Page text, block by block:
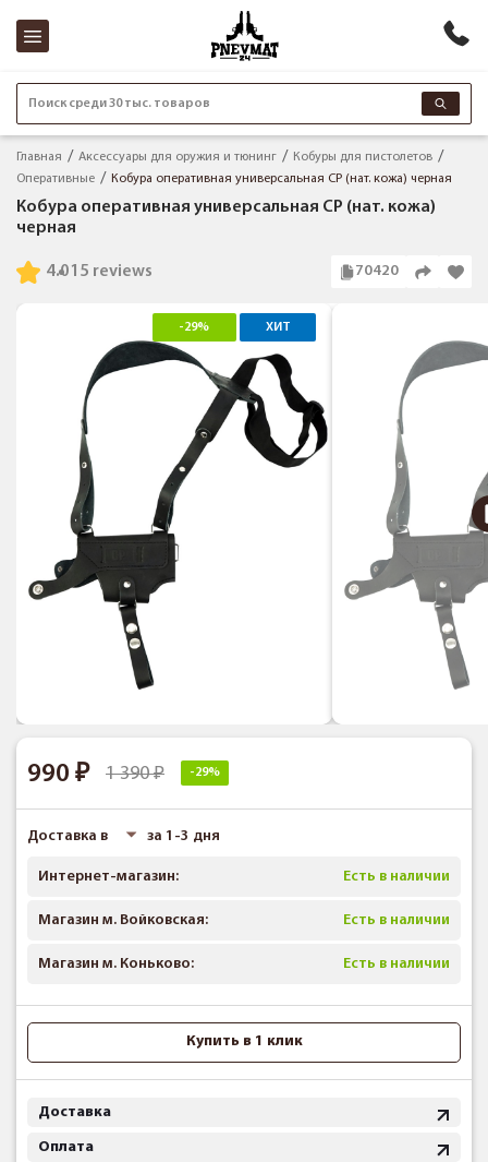
Поиск среди 30 тыс. товаров
Главная Аксессуары для оружия и тюнинг
Кобуры для пистолетов
Оперативные
Кобура оперативная универсальная CP (нат. кожа) черная
Кобура оперативная универсальная CP (нат. кожа)
черная
15 reviews
4.0 70420
-29% ХИТ
990 1 390 -29%
Доставка в за 1-3 дня
Интернет-магазин: Есть в наличии
Магазин м. Войковская: Есть в наличии
Магазин м. Коньково: Есть в наличии
Купить в 1 клик
Доставка
Оплата